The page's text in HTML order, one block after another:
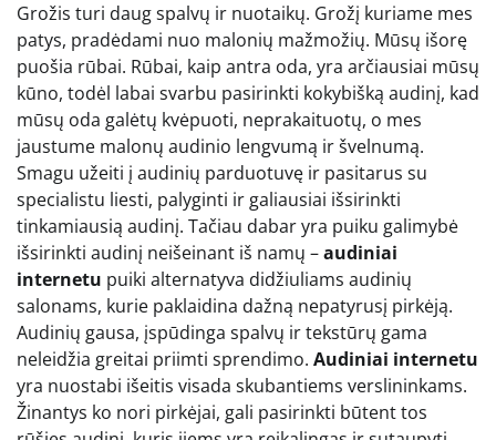
Grožis turi daug spalvų ir nuotaikų. Grožį kuriame mes
patys, pradėdami nuo malonių mažmožių. Mūsų išorę
puošia rūbai. Rūbai, kaip antra oda, yra arčiausiai mūsų
kūno, todėl labai svarbu pasirinkti kokybišką audinį, kad
mūsų oda galėtų kvėpuoti, neprakaituotų, o mes
jaustume malonų audinio lengvumą ir švelnumą.
Smagu užeiti į audinių parduotuvę ir pasitarus su
specialistu liesti, palyginti ir galiausiai išsirinkti
tinkamiausią audinį. Tačiau dabar yra puiku galimybė
išsirinkti audinį neišeinant iš namų –audiniai
internetu puiki alternatyva didžiuliams audinių
salonams, kurie paklaidina dažną nepatyrusį pirkėją.
Audinių gausa, įspūdinga spalvų ir tekstūrų gama
neleidžia greitai priimti sprendimo. Audiniai internetu
yra nuostabi išeitis visada skubantiems verslininkams.
Žinantys ko nori pirkėjai, gali pasirinkti būtent tos